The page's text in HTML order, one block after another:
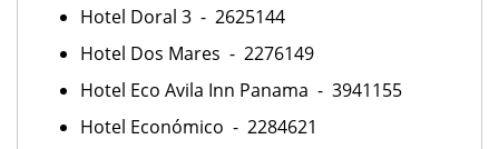
Hotel Doral 3 - 2625144
Hotel Dos Mares - 2276149
Hotel Eco Avila Inn Panama - 3941155
Hotel Económico - 2284621